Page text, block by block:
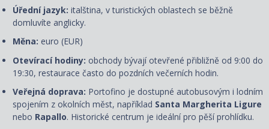
Úřední jazyk: italština, v turistických oblastech se běžně
domluvíte anglicky.
Měna: euro (EUR)
Otevírací hodiny: obchody bývají otevřené přibližně od 9:00 do
19:30, restaurace často do pozdních večerních hodin.
Veřejná doprava: Portofino je dostupné autobusovým i lodním
spojením z okolních měst, například Santa Margherita Ligure
nebo Rapallo. Historické centrum je ideální pro pěší prohlídku.